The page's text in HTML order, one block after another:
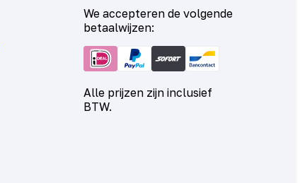
We accepteren de volgende
betaalwijzen:
Alle prijzen zijn inclusief
BTW.